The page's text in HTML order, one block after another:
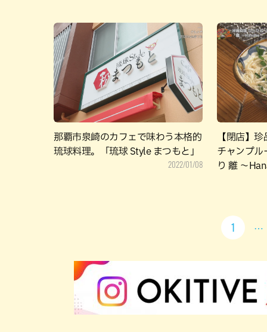
那覇市泉崎のカフェで味わう本格的
琉球料理。「琉球 Style まつもと」
2022/01/08
【閉店】
チャンプル
り 離 ～
1